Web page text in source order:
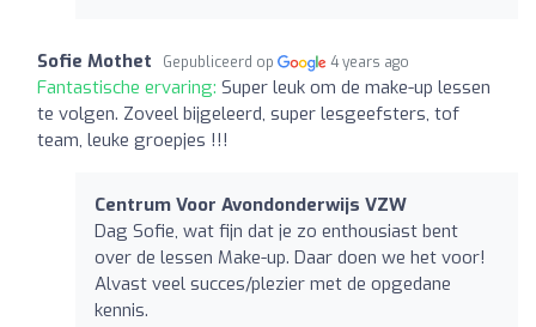
Sofie Mothet Gepubliceerd op 4 years ago
Fantastische ervaring: Super leuk om de make-up lessen
te volgen. Zoveel bijgeleerd, super lesgeefsters, tof
team, leuke groepjes !!!
Centrum Voor Avondonderwijs VZW
Dag Sofie, wat fijn dat je zo enthousiast bent
over de lessen Make-up. Daar doen we het voor!
Alvast veel succes/plezier met de opgedane
kennis.